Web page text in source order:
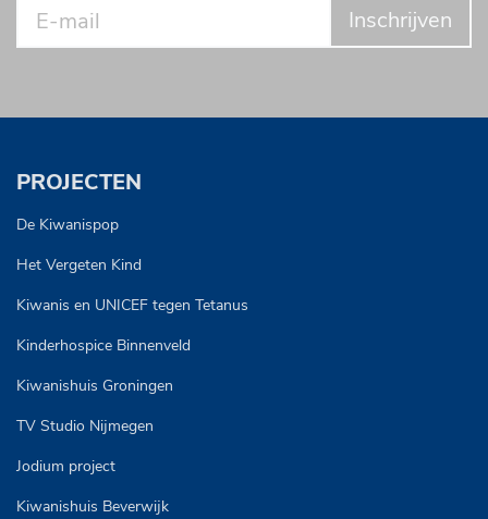
Inschrijven
PROJECTEN
De Kiwanispop
Het Vergeten Kind
Kiwanis en UNICEF tegen Tetanus
Kinderhospice Binnenveld
Kiwanishuis Groningen
TV Studio Nijmegen
Jodium project
Kiwanishuis Beverwijk